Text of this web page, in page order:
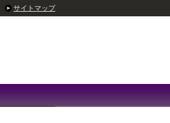
サイトマップ